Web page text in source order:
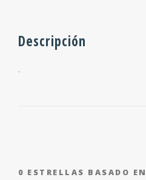
Descripción
.
0 ESTRELLAS BASADO EN